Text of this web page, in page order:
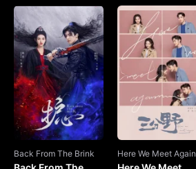
13.Episodio Episodio 13
14.Episodio Episodio 14
15.Episodio Episodio 15
16.Episodio Episodio 16
Back From The Brink Here We Meet Again